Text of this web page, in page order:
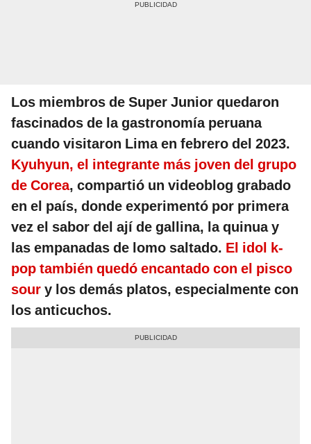
Los miembros de Super Junior quedaron
fascinados de la gastronomía peruana
cuando visitaron Lima en febrero del 2023.
Kyuhyun, el integrante más joven del grupo
de Corea, compartió un videoblog grabado
en el país, donde experimentó por primera
vez el sabor del ají de gallina, la quinua y
las empanadas de lomo saltado. El idol k-
pop también quedó encantado con el pisco
sour y los demás platos, especialmente con
los anticuchos.